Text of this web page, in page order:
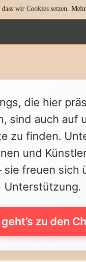
wir Cookies setzen.
die hier
sind auch auf
zu finden.
und
sie freuen sich
Unterstützung.
zu den